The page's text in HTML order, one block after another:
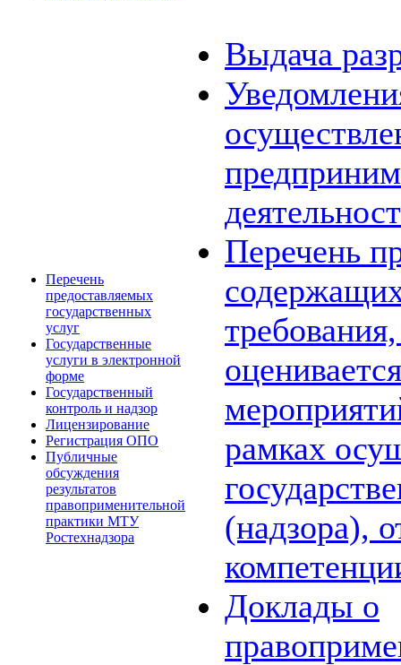
Перечень
предоставляемых
государственных
услуг
Государственные
услуги в электронной
форме
Государственный
контроль и надзор
Лицензирование
Регистрация ОПО
Публичные
обсуждения
результатов
правоприменительной
практики МТУ
Ростехнадзора
Выдача
Перечень
рамках
(надзора),
Доклады о